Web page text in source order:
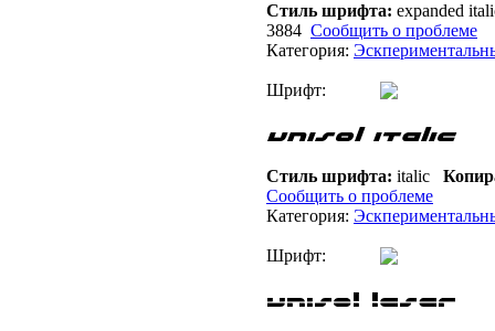
Стиль шрифта: expanded
3884 Сообщить о проблеме
Категория:
Шрифт:
Стиль шрифта: italic
Сообщить о проблеме
Категория:
Шрифт: